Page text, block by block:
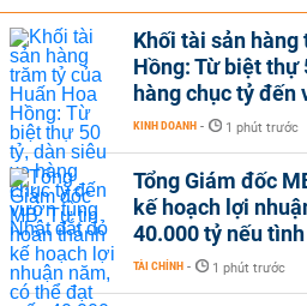
Khối tài sản hàng
Hồng: Từ biệt thự
hàng chục tỷ đến
KINH DOANH - 1 phút trước
Tổng Giám đốc
kế hoạch lợi
40.000 tỷ nếu
TÀI CHÍNH - 1 phút trước